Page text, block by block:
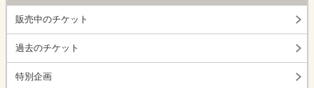
販売中のチケット
過去のチケット
特別企画